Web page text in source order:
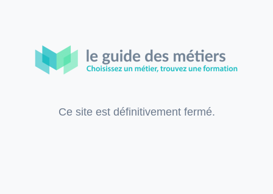
Ce site est définitivement fermé.